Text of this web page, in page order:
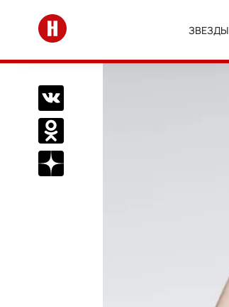
Перейти на главную
ЗВЕЗДЫ
Поделиться Вконтакте
Поделиться в Одноклассниках
Подписаться на нас в Дзен